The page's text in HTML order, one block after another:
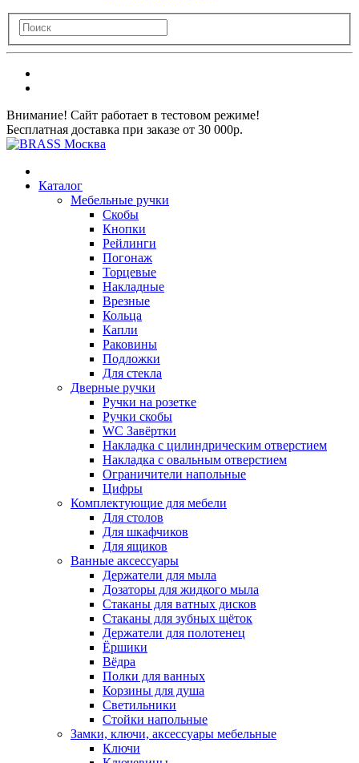
Внимание! Сайт работает в тестовом режиме!
Бесплатная доставка при заказе от 30 000р.
Каталог
Мебельные ручки
Скобы
Кнопки
Рейлинги
Погонаж
Торцевые
Накладные
Врезные
Кольца
Капли
Раковины
Подложки
Для стекла
Дверные ручки
Ручки на розетке
Ручки скобы
WC Завёртки
Накладка с цилиндрическим отверстием
Накладка с овальным отверстием
Ограничители напольные
Цифры
Комплектующие для мебели
Для столов
Для шкафчиков
Для ящиков
Ванные аксессуары
Держатели для мыла
Дозаторы для жидкого мыла
Стаканы для ватных дисков
Стаканы для зубных щёток
Держатели для полотенец
Ёршики
Вёдра
Полки для ванных
Корзины для душа
Светильники
Стойки напольные
Замки, ключи, аксессуары мебельные
Ключи